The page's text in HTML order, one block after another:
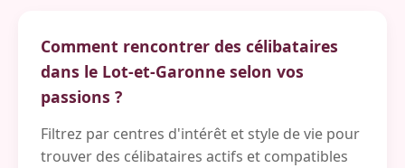
Comment rencontrer des célibataires
dans le Lot-et-Garonne selon vos
passions ?
Filtrez par centres d'intérêt et style de vie pour
trouver des célibataires actifs et compatibles